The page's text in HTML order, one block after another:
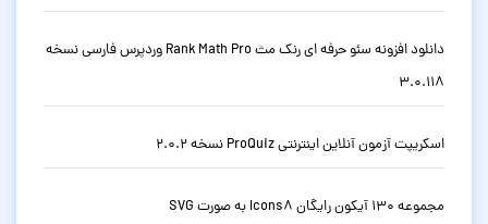
دانلود افزونه سئو حرفه ای رنک مث Rank Math Pro وردپرس فارسی نسخه
3.0.118
اسکریپت آزمون آنلاین اینترنتی ProQuiz نسخه 2.0.2
مجموعه 130 آیکون رایگان Icons8 به صورت SVG